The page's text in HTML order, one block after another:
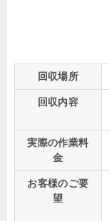
回収場所
回収内容
実際の作業料
金
お客様のご要
望